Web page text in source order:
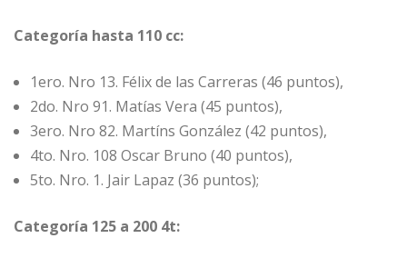
Categoría hasta 110 cc:
1ero. Nro 13. Félix de las Carreras (46 puntos),
2do. Nro 91. Matías Vera (45 puntos),
3ero. Nro 82. Martíns González (42 puntos),
4to. Nro. 108 Oscar Bruno (40 puntos),
5to. Nro. 1. Jair Lapaz (36 puntos);
Categoría 125 a 200 4t: